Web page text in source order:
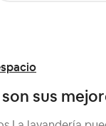
son sus